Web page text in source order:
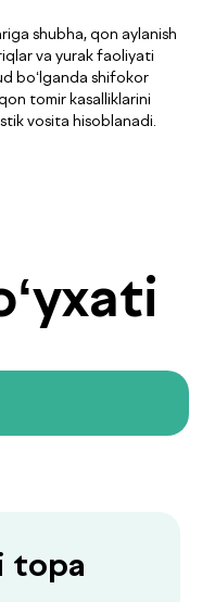
shubha, qon aylanish
va yurak faoliyati
bo‘lganda shifokor
tomir kasalliklarini
vosita hisoblanadi.